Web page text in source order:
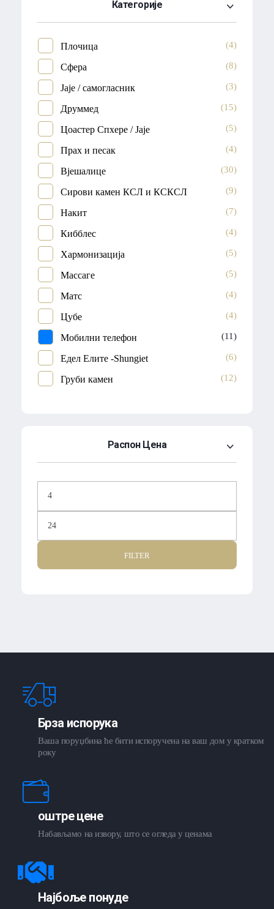
Категорије
Плочица (4)
Сфера (8)
Јаје / самогласник (3)
Друммед (15)
Цоастер Спхере / Јаје (5)
Прах и песак (4)
Вјешалице (30)
Сирови камен КСЛ и КСКСЛ (9)
Накит (7)
Кибблес (4)
Хармонизација (5)
Массаге (5)
Матс (4)
Цубе (4)
Мобилни телефон (11)
Едел Елите -Shungiet (6)
Груби камен (12)
Распон Цена
FILTER
Брза испорука
Ваша поруџбина ће бити испоручена на ваш дом у кратком
року
оштре цене
Набављамо на извору, што се огледа у ценама
Најбоље понуде